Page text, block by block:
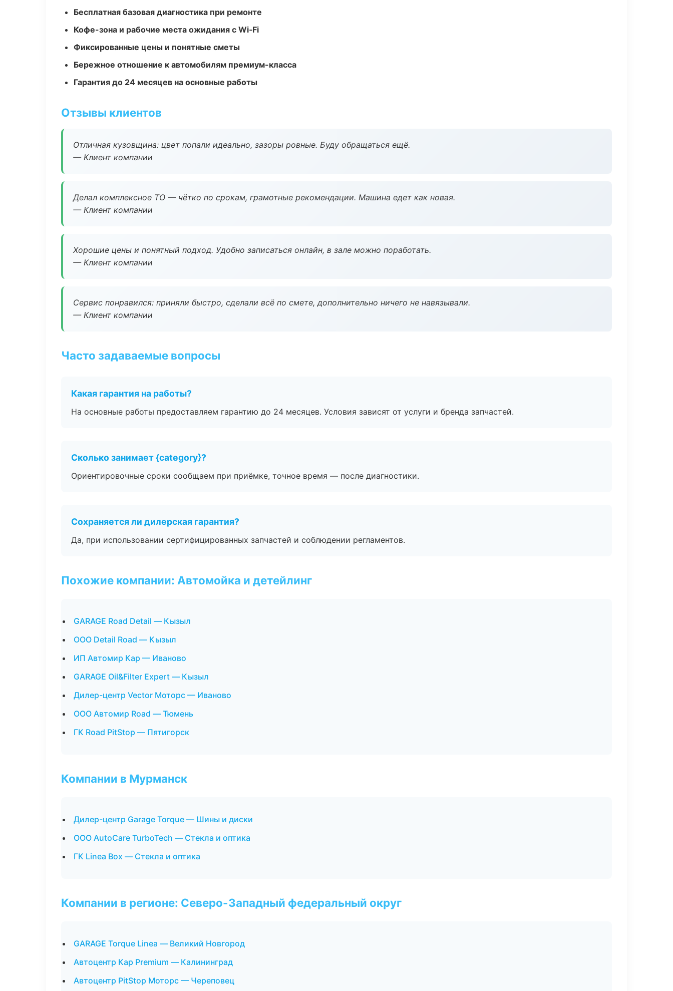
Бесплатная базовая диагностика при ремонте
Кофе-зона и рабочие места ожидания с Wi‑Fi
Фиксированные цены и понятные сметы
Бережное отношение к автомобилям премиум-класса
Гарантия до 24 месяцев на основные работы
Отзывы клиентов
Отличная кузовщина: цвет попали идеально, зазоры ровные. Буду обращаться ещё.
— Клиент компании
Делал комплексное ТО — чётко по срокам, грамотные рекомендации. Машина едет как новая.
— Клиент компании
Хорошие цены и понятный подход. Удобно записаться онлайн, в зале можно поработать.
— Клиент компании
Сервис понравился: приняли быстро, сделали всё по смете, дополнительно ничего не навязывали.
— Клиент компании
Часто задаваемые вопросы
Какая гарантия на работы?
На основные работы предоставляем гарантию до 24 месяцев. Условия зависят от услуги и бренда запчастей.
Сколько занимает {category}?
Ориентировочные сроки сообщаем при приёмке, точное время — после диагностики.
Сохраняется ли дилерская гарантия?
Да, при использовании сертифицированных запчастей и соблюдении регламентов.
Похожие компании: Автомойка и детейлинг
GARAGE Road Detail — Кызыл
ООО Detail Road — Кызыл
ИП Автомир Кар — Иваново
GARAGE Oil&Filter Expert — Кызыл
Дилер-центр Vector Моторс — Иваново
ООО Автомир Road — Тюмень
ГК Road PitStop — Пятигорск
Компании в Мурманск
Дилер-центр Garage Torque — Шины и диски
ООО AutoCare TurboTech — Стекла и оптика
ГК Linea Box — Стекла и оптика
Компании в регионе: Северо-Западный федеральный округ
GARAGE Torque Linea — Великий Новгород
Автоцентр Кар Premium — Калининград
Автоцентр PitStop Моторс — Череповец